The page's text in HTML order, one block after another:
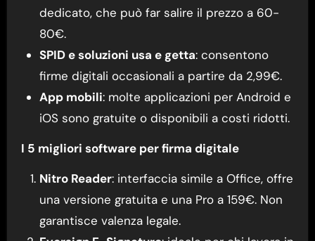
dedicato, che può far salire il prezzo a 60-
80€.
SPID e soluzioni usa e getta: consentono
firme digitali occasionali a partire da 2,99€.
App mobili: molte applicazioni per Android e
iOS sono gratuite o disponibili a costi ridotti.
I 5 migliori software per firma digitale
Nitro Reader: interfaccia simile a Office, offre
una versione gratuita e una Pro a 159€. Non
garantisce valenza legale.